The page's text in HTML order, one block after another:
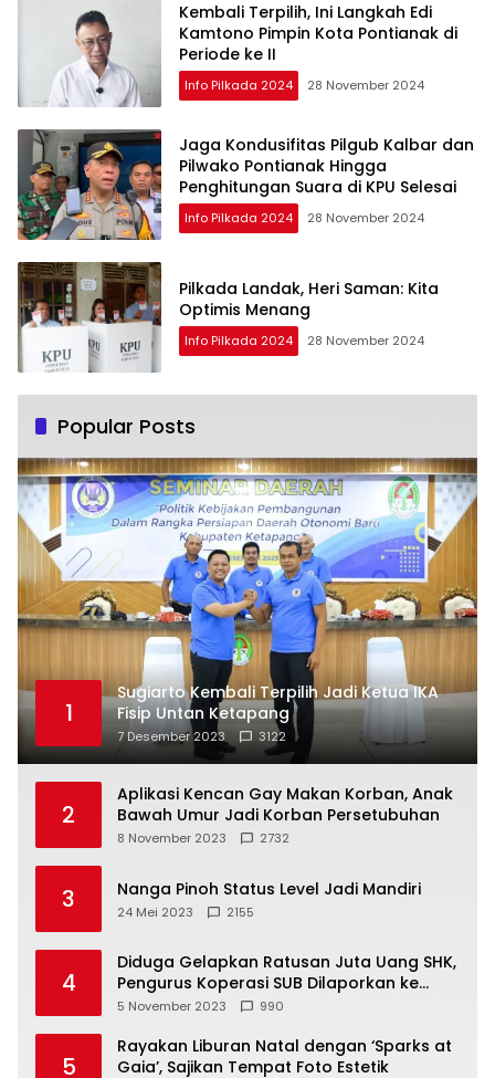
Kembali Terpilih, Ini Langkah Edi
Kamtono Pimpin Kota Pontianak di
Periode ke II
Info Pilkada 2024 28 November 2024
Jaga Kondusifitas Pilgub Kalbar dan
Pilwako Pontianak Hingga
Penghitungan Suara di KPU Selesai
Info Pilkada 2024 28 November 2024
Pilkada Landak, Heri Saman: Kita
Optimis Menang
Info Pilkada 2024 28 November 2024
Popular Posts
1
Sugiarto Kembali Terpilih Jadi Ketua IKA
Fisip Untan Ketapang
7 Desember 2023 3122
2
Aplikasi Kencan Gay Makan Korban, Anak
Bawah Umur Jadi Korban Persetubuhan
8 November 2023 2732
3 Nanga Pinoh Status Level Jadi Mandiri
24 Mei 2023 2155
4
Diduga Gelapkan Ratusan Juta Uang SHK,
Pengurus Koperasi SUB Dilaporkan ke
Polisi
5 November 2023 990
5
Rayakan Liburan Natal dengan ‘Sparks at
Gaia’, Sajikan Tempat Foto Estetik